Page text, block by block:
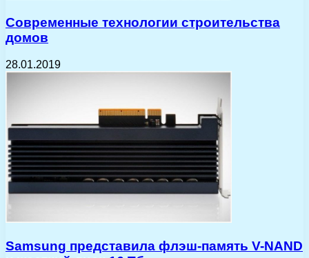
Современные технологии строительства
домов
28.01.2019
Samsung представила флэш-память V-NAND